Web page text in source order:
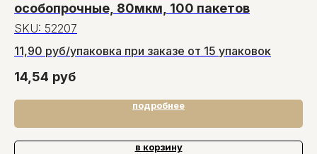
особопрочные, 80мкм, 100 пакетов
SKU: 52207
11,90 руб/упаковка при заказе от 15 упаковок
14,54 руб
подробнее
в корзину